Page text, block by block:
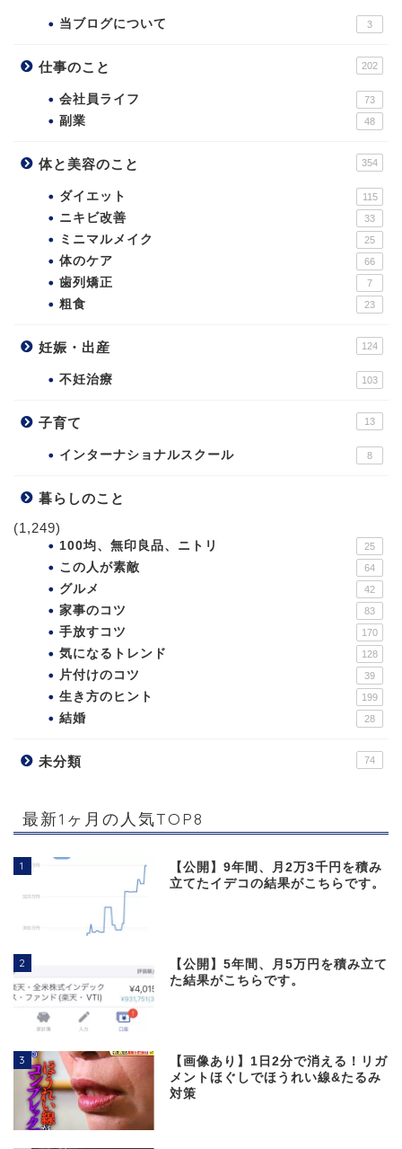
当ブログについて 3
仕事のこと 202
会社員ライフ 73
副業 48
体と美容のこと 354
ダイエット 115
ニキビ改善 33
ミニマルメイク 25
体のケア 66
歯列矯正 7
粗食 23
妊娠・出産 124
不妊治療 103
子育て 13
インターナショナルスクール 8
暮らしのこと
(1,249)
100均、無印良品、ニトリ 25
この人が素敵 64
グルメ 42
家事のコツ 83
手放すコツ 170
気になるトレンド 128
片付けのコツ 39
生き方のヒント 199
結婚 28
未分類 74
最新1ヶ月の人気TOP8
1
【公開】9年間、月2万3千円を積み
立てたイデコの結果がこちらです。
2
【公開】5年間、月5万円を積み立て
た結果がこちらです。
3
【画像あり】1日2分で消える！リガ
メントほぐしでほうれい線&たるみ
対策